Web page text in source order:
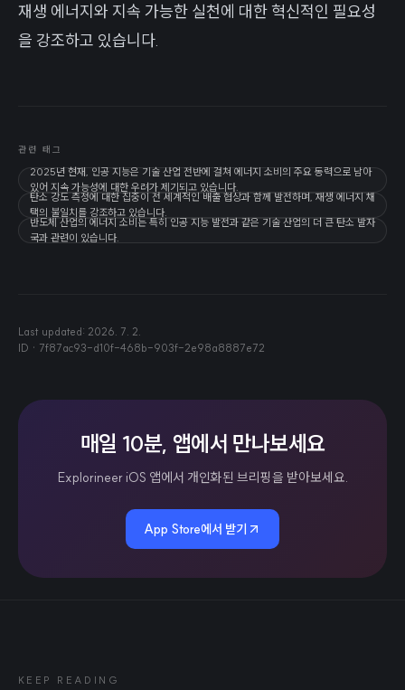
재생 에너지와 지속 가능한 실천에 대한 혁신적인 필요성
을 강조하고 있습니다.
관련 태그
2025년 현재, 인공 지능은 기술 산업 전반에 걸쳐 에너지 소비의 주요 동력으로 남아
있어 지속 가능성에 대한 우려가 제기되고 있습니다.
탄소 강도 측정에 대한 집중이 전 세계적인 배출 협상과 함께 발전하며, 재생 에너지 채
택의 불일치를 강조하고 있습니다.
반도체 산업의 에너지 소비는 특히 인공 지능 발전과 같은 기술 산업의 더 큰 탄소 발자
국과 관련이 있습니다.
Last updated: 2026. 7. 2.
ID · 7f87ac93-d10f-468b-903f-2e98a8887e72
매일 10분, 앱에서 만나보세요
Explorineer iOS 앱에서 개인화된 브리핑을 받아보세요.
App Store에서 받기
KEEP READING